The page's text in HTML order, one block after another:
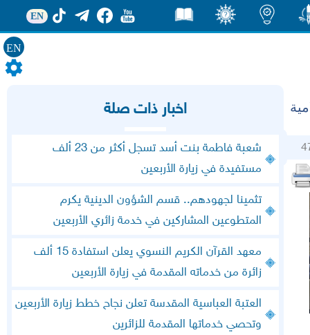
EN
EN
اخبار ذات صلة
شعبة فاطمة بنت أسد تسجل أكثر من 23 ألف
مستفيدة في زيارة الأربعين
تثمينا لجهودهم.. قسم الشؤون الدينية يكرم
المتطوعين المشاركين في خدمة زائري الأربعين
معهد القرآن الكريم النسوي يعلن استفادة 15 ألف
زائرة من خدماته المقدمة في زيارة الأربعين
العتبة العباسية المقدسة تعلن نجاح خطط زيارة الأربعين
وتحصي خدماتها المقدمة للزائرين